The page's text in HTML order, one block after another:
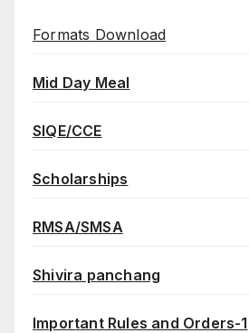
Formats Download
Mid Day Meal
SIQE/CCE
Scholarships
RMSA/SMSA
Shivira panchang
Important Rules and Orders-1